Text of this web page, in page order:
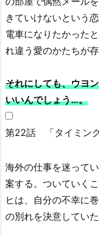
きていけないという
電車になりたかった
れ違う愛のかたちが存
それにしても、ウヨ
いいんでしょう…。
第22話 「タイミング
海外の仕事を迷って
案する。ついていく
ヒは、自分の不幸に
の別れを決意していた